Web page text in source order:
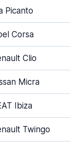
Picanto
Corsa
Clio
Micra
Ibiza
Twingo